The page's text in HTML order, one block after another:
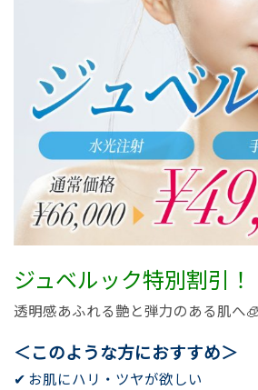
ジュベルック特別割引！
透明感あふれる艶と弾力のある肌へ
＜このような方におすすめ＞
✔ お肌にハリ・ツヤが欲しい